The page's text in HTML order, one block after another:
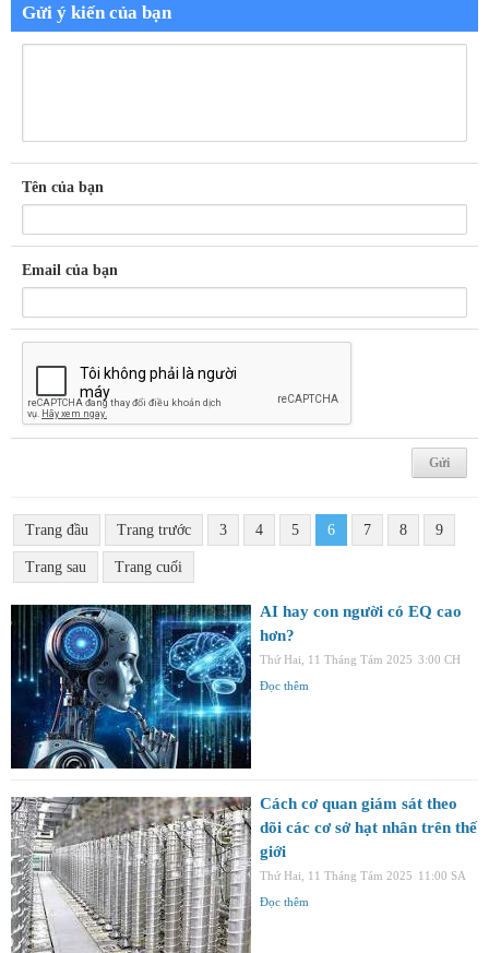
Gửi ý kiến của bạn
Tên của bạn
Email của bạn
Trang đầu Trang trước 3 4 5 6 7 8 9
Trang sau Trang cuối
AI hay con người có EQ cao
hơn?
Thứ Hai, 11 Tháng Tám 2025 3:00 CH
Đọc thêm
Cách cơ quan giám sát theo
dõi các cơ sở hạt nhân trên thế
giới
Thứ Hai, 11 Tháng Tám 2025 11:00 SA
Đọc thêm